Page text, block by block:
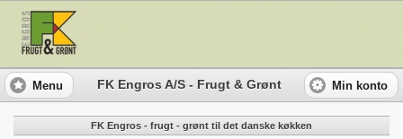
Menu FK Engros A/S - Frugt & Grønt Min konto
FK Engros - frugt - grønt til det danske køkken